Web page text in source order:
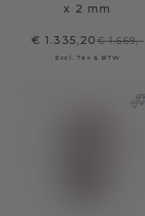
x 2 mm
€ 1.335,20€ 1.669,-
Excl. Tax & BTW